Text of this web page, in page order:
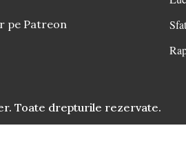
pe Patreon
Toate drepturile rezervate.